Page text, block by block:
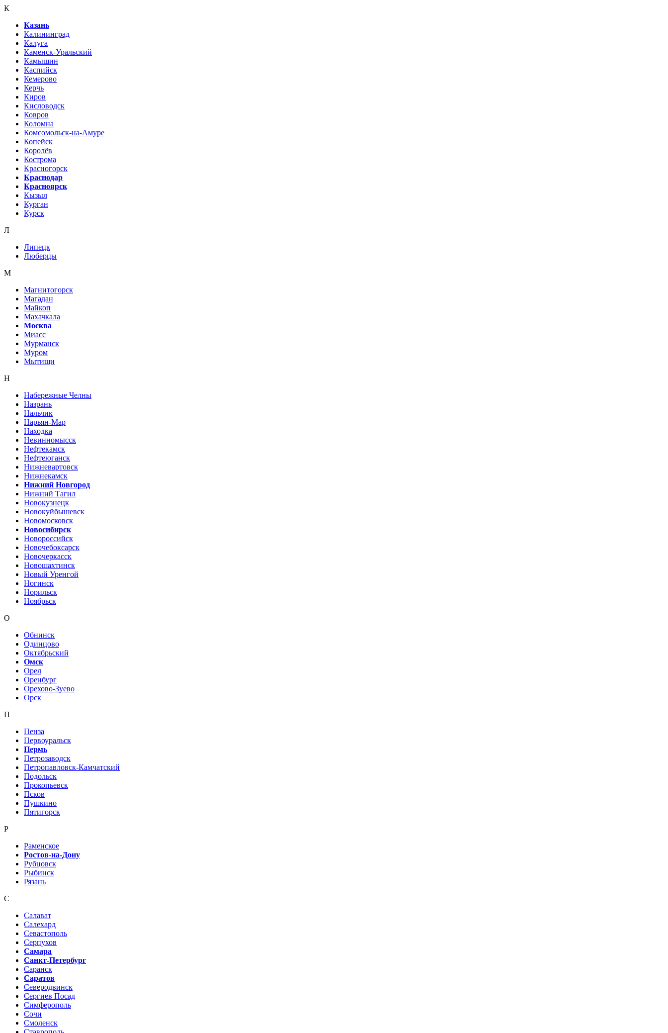
К
Казань
Калининград
Калуга
Каменск-Уральский
Камышин
Каспийск
Кемерово
Керчь
Киров
Кисловодск
Ковров
Коломна
Комсомольск-на-Амуре
Копейск
Королёв
Кострома
Красногорск
Краснодар
Красноярск
Кызыл
Курган
Курск
Л
Липецк
Люберцы
М
Магнитогорск
Магадан
Майкоп
Махачкала
Москва
Миасс
Мурманск
Муром
Мытищи
Н
Набережные Челны
Назрань
Нальчик
Нарьян-Мар
Находка
Невинномысск
Нефтекамск
Нефтеюганск
Нижневартовск
Нижнекамск
Нижний Новгород
Нижний Тагил
Новокузнецк
Новокуйбышевск
Новомосковск
Новосибирск
Новороссийск
Новочебоксарск
Новочеркасск
Новошахтинск
Новый Уренгой
Ногинск
Норильск
Ноябрьск
О
Обнинск
Одинцово
Октябрьский
Омск
Орел
Оренбург
Орехово-Зуево
Орск
П
Пенза
Первоуральск
Пермь
Петрозаводск
Петропавловск-Камчатский
Подольск
Прокопьевск
Псков
Пушкино
Пятигорск
Р
Раменское
Ростов-на-Дону
Рубцовск
Рыбинск
Рязань
С
Салават
Салехард
Севастополь
Серпухов
Самара
Санкт-Петербург
Саранск
Саратов
Северодвинск
Сергиев Посад
Симферополь
Сочи
Смоленск